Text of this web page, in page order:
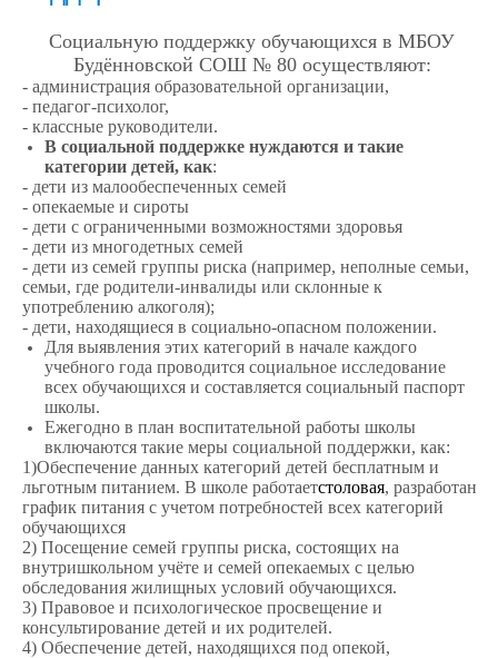
Социальную поддержку обучающихся в МБОУ
Будённовской СОШ № 80 осуществляют:
- администрация образовательной организации,
- педагог-психолог,
- классные руководители.
В социальной поддержке нуждаются и такие
категории детей, как:
- дети из малообеспеченных семей
- опекаемые и сироты
- дети с ограниченными возможностями здоровья
- дети из многодетных семей
- дети из семей группы риска (например, неполные семьи,
семьи, где родители-инвалиды или склонные к
употреблению алкоголя);
- дети, находящиеся в социально-опасном положении.
Для выявления этих категорий в начале каждого
учебного года проводится социальное исследование
всех обучающихся и составляется социальный паспорт
школы.
Ежегодно в план воспитательной работы школы
включаются такие меры социальной поддержки, как:
1)Обеспечение данных категорий детей бесплатным и
льготным питанием. В школе работаетстоловая, разработан
график питания с учетом потребностей всех категорий
обучающихся
2) Посещение семей группы риска, состоящих на
внутришкольном учёте и семей опекаемых с целью
обследования жилищных условий обучающихся.
3) Правовое и психологическое просвещение и
консультирование детей и их родителей.
4) Обеспечение детей, находящихся под опекой,